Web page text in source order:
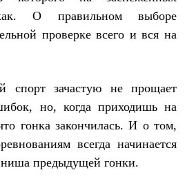
О правильном выборе
проверке всего и вся на
зачастую не прощает
но, когда приходишь на
гонка закончилась. И о том,
всегда начинается
предыдущей гонки.